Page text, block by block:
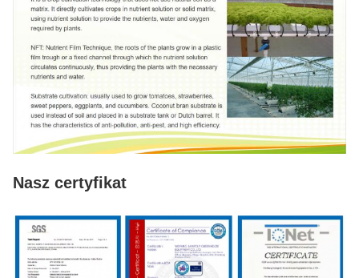
Nasz certyfikat